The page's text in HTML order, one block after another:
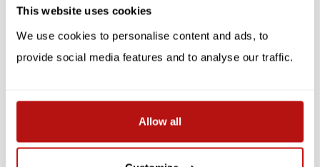
This website uses cookies
We use cookies to personalise content and ads, to
provide social media features and to analyse our traffic.
Allow all
SALE -10% SALE -10%